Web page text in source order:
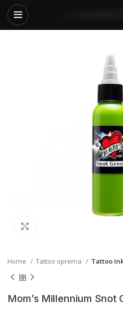
Home Tattoo oprema Tattoo
Mom’s Millennium Snot